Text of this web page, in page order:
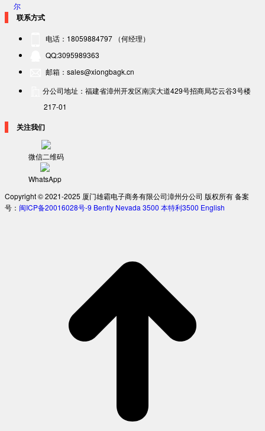
尔
联系方式
电话：18059884797 （何经理）
QQ:3095989363
邮箱：sales@xiongbagk.cn
分公司地址：福建省漳州开发区南滨大道429号招商局芯云谷3号楼
217-01
关注我们
微信二维码
WhatsApp
Copyright © 2021-2025 厦门雄霸电子商务有限公司漳州分公司 版权所有 备案
号： 闽ICP备20016028号-9 Bently Nevada 3500 本特利3500 English